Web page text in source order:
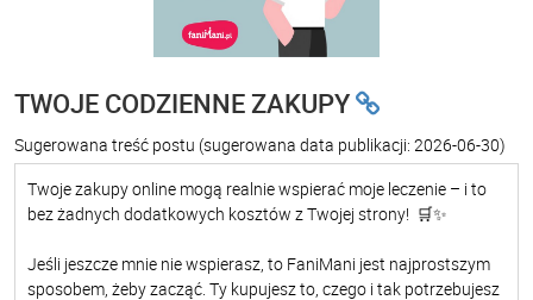
TWOJE CODZIENNE ZAKUPY
Sugerowana treść postu (sugerowana data publikacji: 2026-06-30)